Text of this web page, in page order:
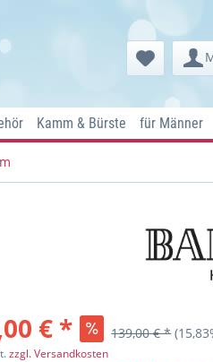
Kamm & Bürste für Männer
€ *
139,00 € *
zzgl. Versandkosten